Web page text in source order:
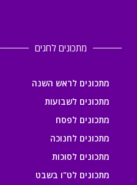
מתכונים לחגים
מתכונים לראש השנה
מתכונים לשבועות
מתכונים לפסח
מתכונים לחנוכה
מתכונים לסוכות
מתכונים לט"ו בשבט